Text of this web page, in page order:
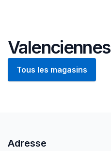
Valenciennes
Tous les magasins
Adresse